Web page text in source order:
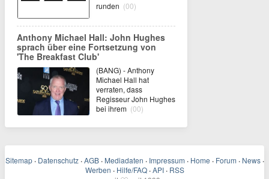
runden (00)
Anthony Michael Hall: John Hughes
sprach über eine Fortsetzung von
'The Breakfast Club'
(BANG) - Anthony
Michael Hall hat
verraten, dass
Regisseur John Hughes
bei ihrem (00)
Sitemap · Datenschutz · AGB · Mediadaten · Impressum · Home · Forum · News ·
Werben · Hilfe/FAQ · API · RSS